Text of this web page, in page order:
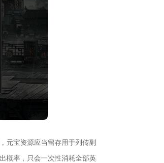
元宝资源应当留存用于列传副
概率，只会一次性消耗全部英